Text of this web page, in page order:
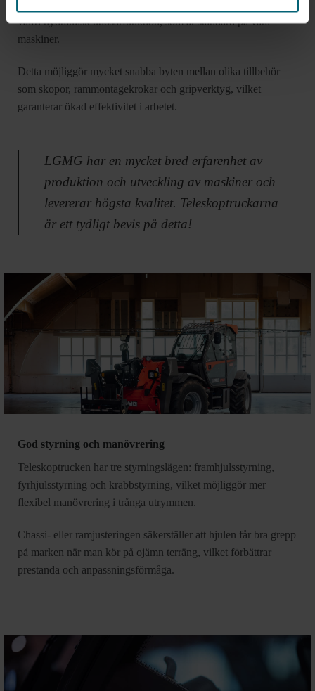
valfri hydraulisk utlösarfunktion, som är standard på våra
maskiner.
Detta möjliggör mycket snabba byten mellan olika tillbehör
som skopor, rammontagekrokar och gripverktyg, vilket
garanterar ökad effektivitet i arbetet.
LGMG har en mycket bred erfarenhet av
produktion och utveckling av maskiner och
levererar högsta kvalitet. Teleskoptruckarna
är ett tydligt bevis på detta!
God styrning och manövrering
Teleskoptrucken har tre styrningslägen: framhjulsstyrning,
fyrhjulsstyrning och krabbstyrning, vilket möjliggör mer
flexibel manövrering i trånga utrymmen.
Chassi- eller ramjusteringen säkerställer att hjulen får bra grepp
på marken när man kör på ojämn terräng, vilket förbättrar
prestanda och anpassningsförmåga.